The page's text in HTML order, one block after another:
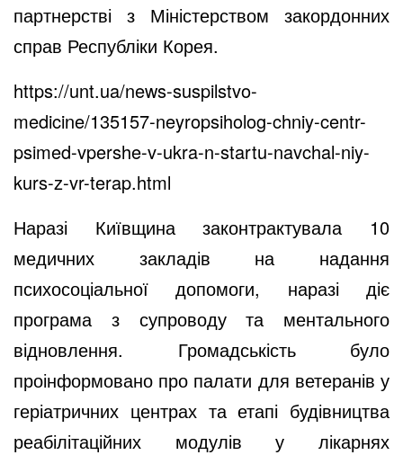
партнерстві з Міністерством закордонних
справ Республіки Корея.
https://unt.ua/news-suspilstvo-
medicine/135157-neyropsiholog-chniy-centr-
psimed-vpershe-v-ukra-n-startu-navchal-niy-
kurs-z-vr-terap.html
Наразі Київщина законтрактувала 10
медичних закладів на надання
психосоціальної допомоги, наразі діє
програма з супроводу та ментального
відновлення. Громадськість було
проінформовано про палати для ветеранів у
геріатричних центрах та етапі будівництва
реабілітаційних модулів у лікарнях